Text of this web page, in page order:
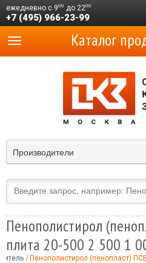
ежедневно с 900 до 2200
+7 (495) 966-23-99
Производители
Каталог
Пенополистирол
плита 20-500 2 500 1
Пенополистирол (пенопласт)